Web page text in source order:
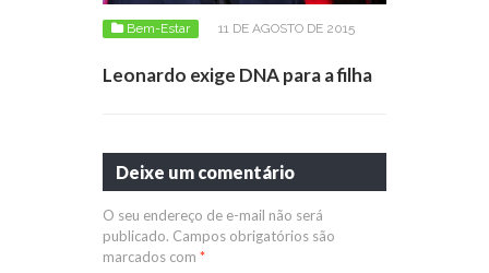
Bem-Estar 11 DE AGOSTO DE 2015
Leonardo exige DNA para a filha
Deixe um comentário
O seu endereço de e-mail não será
publicado. Campos obrigatórios são
marcados com *